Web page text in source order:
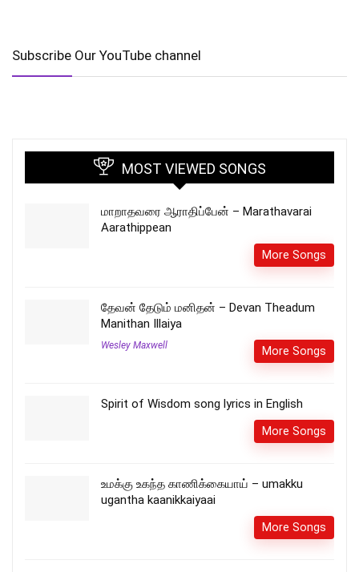
Subscribe Our YouTube channel
MOST VIEWED SONGS
மாறாதவரை ஆராதிப்பேன் – Marathavarai
Aarathippean
More Songs
தேவன் தேடும் மனிதன் – Devan Theadum
Manithan Illaiya
Wesley Maxwell More Songs
Spirit of Wisdom song lyrics in English
More Songs
உமக்கு உகந்த காணிக்கையாய் – umakku
ugantha kaanikkaiyaai
More Songs